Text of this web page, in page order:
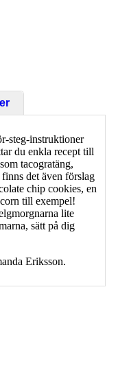
steg-instruktioner
du enkla recept till
tacogratäng,
det även förslag
chip cookies, en
till exempel!
lite
sätt på dig
Eriksson.